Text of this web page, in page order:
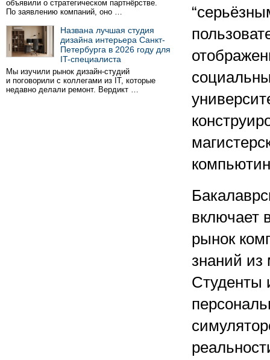
объявили о стратегическом партнёрстве.
По заявлению компаний, оно …
Названа лучшая студия
дизайна интерьера Санкт-
Петербурга в 2026 году для
IT-специалиста
Мы изучили рынок дизайн-студий
и поговорили с коллегами из IT, которые
недавно делали ремонт. Вердикт …
включает
рынок
знаний из
Студенты